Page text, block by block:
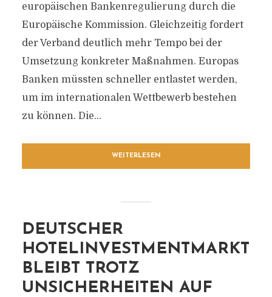
europäischen Bankenregulierung durch die
Europäische Kommission. Gleichzeitig fordert
der Verband deutlich mehr Tempo bei der
Umsetzung konkreter Maßnahmen. Europas
Banken müssten schneller entlastet werden,
um im internationalen Wettbewerb bestehen
zu können. Die...
WEITERLESEN
DEUTSCHER
HOTELINVESTMENTMARKT
BLEIBT TROTZ
UNSICHERHEITEN AUF